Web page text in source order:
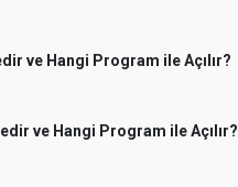
ve Hangi Program ile Açılır?
ve Hangi Program ile Açılır?